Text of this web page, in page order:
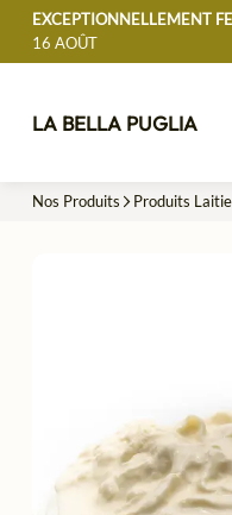
EXCEPTIONNELLEMENT
16 AOÛT
LA BELLA PUGLIA
Nos Produits Produits